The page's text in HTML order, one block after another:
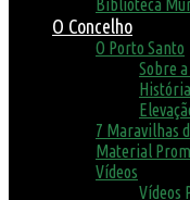
Biblioteca
O Concelho
O Porto Santo
Sobre
História
7 Maravilhas
Material
Vídeos
Vídeos